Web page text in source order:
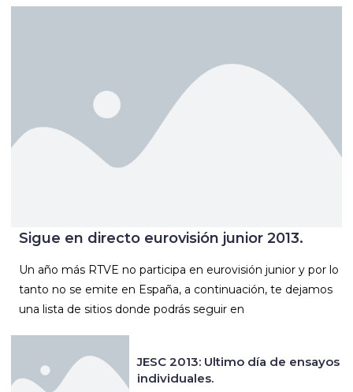
Sigue en directo eurovisión junior 2013.
Un año más RTVE no participa en eurovisión junior y por lo
tanto no se emite en España, a continuación, te dejamos
una lista de sitios donde podrás seguir en
JESC 2013: Ultimo día de ensayos
individuales.